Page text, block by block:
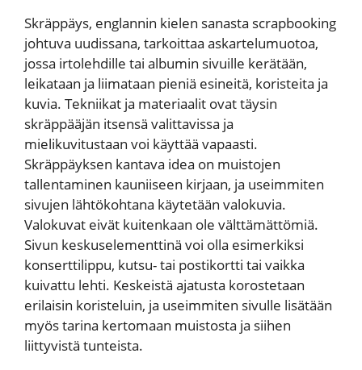
Skräppäys, englannin kielen sanasta scrapbooking
johtuva uudissana, tarkoittaa askartelumuotoa,
jossa irtolehdille tai albumin sivuille kerätään,
leikataan ja liimataan pieniä esineitä, koristeita ja
kuvia. Tekniikat ja materiaalit ovat täysin
skräppääjän itsensä valittavissa ja
mielikuvitustaan voi käyttää vapaasti.
Skräppäyksen kantava idea on muistojen
tallentaminen kauniiseen kirjaan, ja useimmiten
sivujen lähtökohtana käytetään valokuvia.
Valokuvat eivät kuitenkaan ole välttämättömiä.
Sivun keskuselementtinä voi olla esimerkiksi
konserttilippu, kutsu- tai postikortti tai vaikka
kuivattu lehti. Keskeistä ajatusta korostetaan
erilaisin koristeluin, ja useimmiten sivulle lisätään
myös tarina kertomaan muistosta ja siihen
liittyvistä tunteista.